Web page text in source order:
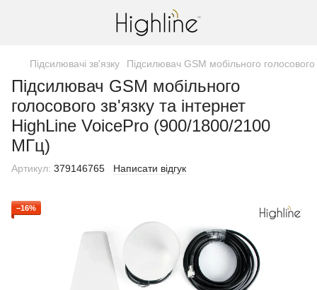
Підсилювачі зв'язку Підсилювач GSM мобільного
Підсилювач GSM мобільного
голосового зв'язку та інтернет
HighLine VoicePro (900/1800/2100
МГц)
Артикул: 379146765 Написати відгук
−16%